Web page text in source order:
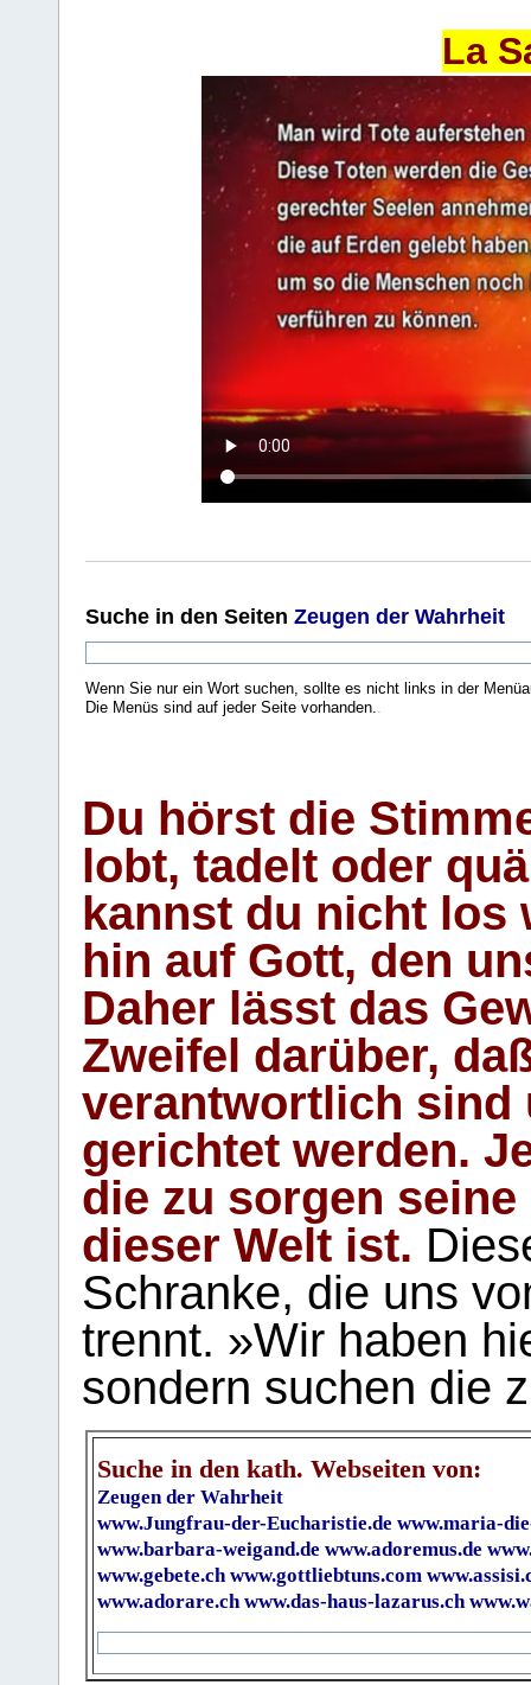
La
Suche in den Seiten Zeugen der Wahrheit
Wenn Sie nur ein Wort suchen, sollte es nicht links in der
Die Menüs sind auf jeder Seite vorhanden.
Du hörst die
lobt, tadelt oder
kannst du nicht los
hin auf Gott, den
Daher lässt das
Zweifel darüber,
verantwortlich sind
gerichtet werden.
die zu sorgen
dieser Welt ist.
Schranke, die uns
trennt. »Wir haben
sondern suchen die
Suche in den kath. Webseiten von:
Zeugen der Wahrheit
www.Jungfrau-der-Eucharistie.de www.maria-
www.barbara-weigand.de www.adoremus.de
www.gebete.ch www.gottliebtuns.com
www.adorare.ch www.das-haus-lazarus.ch